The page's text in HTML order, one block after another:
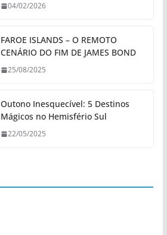
04/02/2026
FAROE ISLANDS – O REMOTO
CENÁRIO DO FIM DE JAMES BOND
25/08/2025
Outono Inesquecível: 5 Destinos
Mágicos no Hemisfério Sul
22/05/2025